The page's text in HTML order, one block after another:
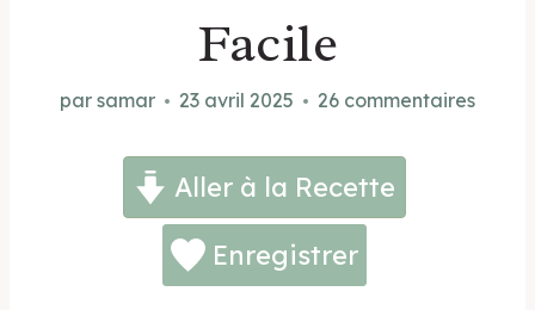
Facile
par samar 23 avril 2025 26 commentaires
Aller à la Recette
Enregistrer